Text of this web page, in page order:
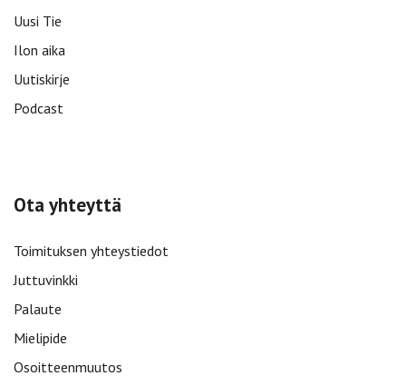
Uusi Tie
Ilon aika
Uutiskirje
Podcast
Ota yhteyttä
Toimituksen yhteystiedot
Juttuvinkki
Palaute
Mielipide
Osoitteenmuutos